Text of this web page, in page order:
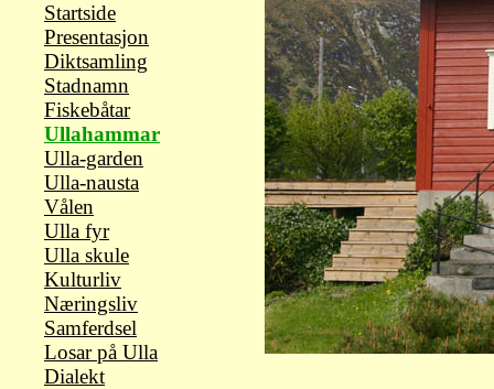
Startside
Presentasjon
Diktsamling
Stadnamn
Fiskebåtar
Ullahammar
Ulla-garden
Ulla-nausta
Vålen
Ulla fyr
Ulla skule
Kulturliv
Næringsliv
Samferdsel
Losar på Ulla
Dialekt